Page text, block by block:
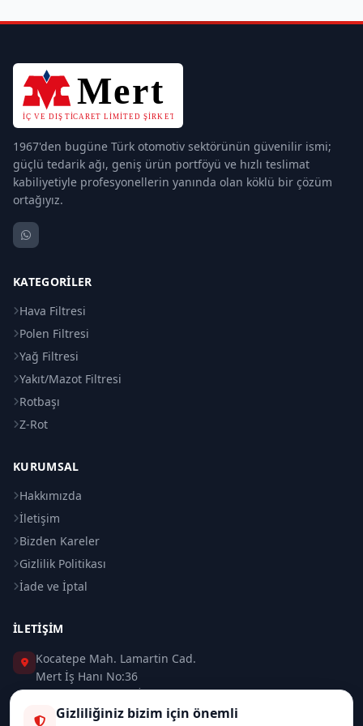
1967'den bugüne Türk otomotiv sektörünün güvenilir ismi;
güçlü tedarik ağı, geniş ürün portföyü ve hızlı teslimat
kabiliyetiyle profesyonellerin yanında olan köklü bir çözüm
ortağıyız.
KATEGORILER
Hava Filtresi
Polen Filtresi
Yağ Filtresi
Yakıt/Mazot Filtresi
Rotbaşı
Z-Rot
KURUMSAL
Hakkımızda
İletişim
Bizden Kareler
Gizlilik Politikası
İade ve İptal
İLETIŞIM
Kocatepe Mah. Lamartin Cad.
Mert İş Hanı No:36
Taksim / Beyoğlu / İSTANBUL
Gizliliğiniz bizim için önemli